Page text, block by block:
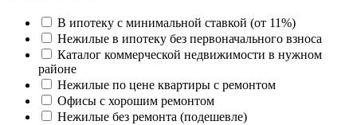
В ипотеку с минимальной ставкой (от 11%)
Нежилые в ипотеку без первоначального взноса
Каталог коммерческой недвижимости в нужном
районе
Нежилые по цене квартиры с ремонтом
Офисы с хорошим ремонтом
Нежилые без ремонта (подешевле)